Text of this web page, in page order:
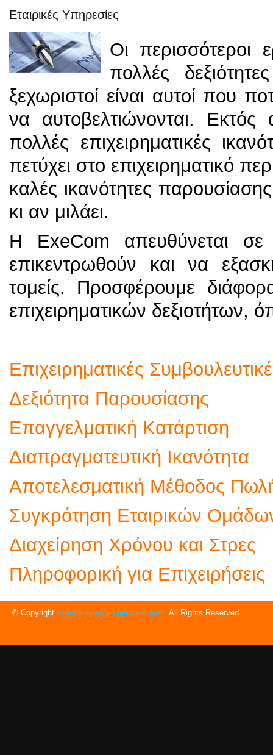
Εταιρικές Υπηρεσίες
Οι περισσότεροι
πολλές
ξεχωριστοί είναι αυτοί που
να αυτοβελτιώνονται.
πολλές επιχειρηματικές
πετύχει στο επιχειρηματικό
καλές ικανότητες
κι αν μιλάει.
Η ExeCom απευθύνεται σε
επικεντρωθούν και να
τομείς. Προσφέρουμε
επιχειρηματικών δεξιοτήτων,
Επιχειρηματικές
Δεξιότητα Παρουσίασης
Επαγγελματική Κατάρτιση
Διαπραγματευτική Ικανότητα
Αποτελεσματική Μέθοδος
Συγκρότηση Εταιρικών
Διαχείρηση Χρόνου και Στρες
Πληροφορική για Επιχειρήσεις
© Copyright executive-communication.com. All Rights Reserved